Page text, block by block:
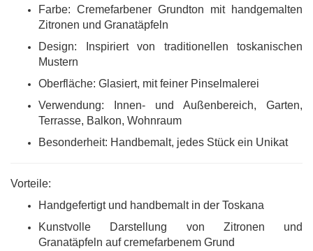
Farbe: Cremefarbener Grundton mit handgemalten
Zitronen und Granatäpfeln
Design: Inspiriert von traditionellen toskanischen
Mustern
Oberfläche: Glasiert, mit feiner Pinselmalerei
Verwendung: Innen- und Außenbereich, Garten,
Terrasse, Balkon, Wohnraum
Besonderheit: Handbemalt, jedes Stück ein Unikat
Vorteile:
Handgefertigt und handbemalt in der Toskana
Kunstvolle Darstellung von Zitronen und
Granatäpfeln auf cremefarbenem Grund